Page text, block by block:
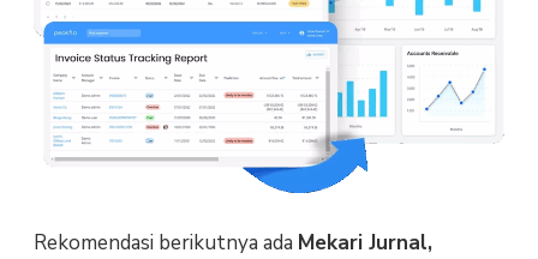
Rekomendasi berikutnya ada Mekari Jurnal,